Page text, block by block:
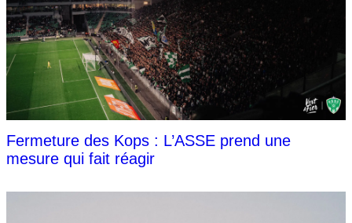
Fermeture des Kops : L’ASSE prend une
mesure qui fait réagir